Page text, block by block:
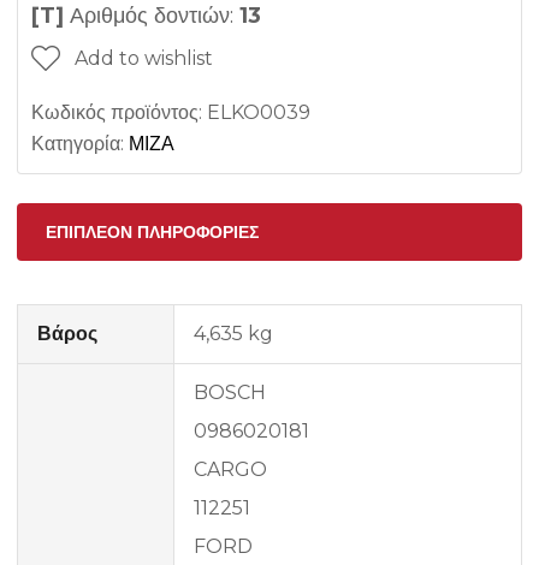
[T] Αριθμός δοντιών: 13
Add to wishlist
Κωδικός προϊόντος: ELKO0039
Κατηγορία: ΜΙΖΑ
ΕΠΙΠΛΈΟΝ ΠΛΗΡΟΦΟΡΊΕΣ
Βάρος 4,635 kg
BOSCH
0986020181
CARGO
112251
FORD